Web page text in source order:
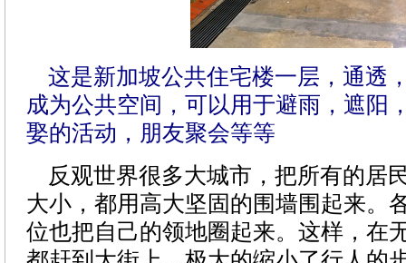
这是新加坡公共住宅楼一层，通透
成为公共空间，可以用于避雨，遮阳
娶的活动，朋友聚会等等
反观世界很多大城市，把所有的居
大小，都用高大坚固的围墙围起来。
位也把自己的领地圈起来。这样，在